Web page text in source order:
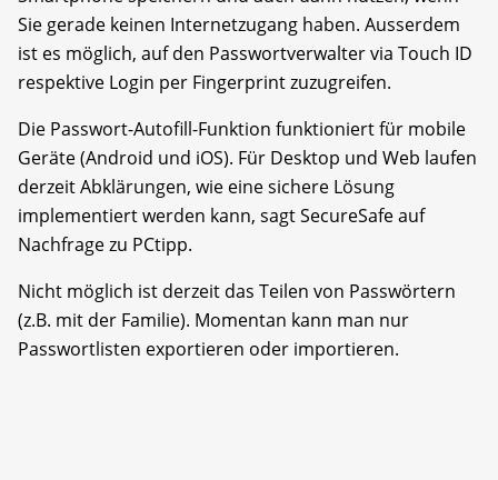
Sie gerade keinen Internetzugang haben. Ausserdem
ist es möglich, auf den Passwortverwalter via Touch ID
respektive Login per Fingerprint zuzugreifen.
Die Passwort-Autofill-Funktion funktioniert für mobile
Geräte (Android und iOS). Für Desktop und Web laufen
derzeit Abklärungen, wie eine sichere Lösung
implementiert werden kann, sagt SecureSafe auf
Nachfrage zu PCtipp.
Nicht möglich ist derzeit das Teilen von Passwörtern
(z.B. mit der Familie). Momentan kann man nur
Passwortlisten exportieren oder importieren.